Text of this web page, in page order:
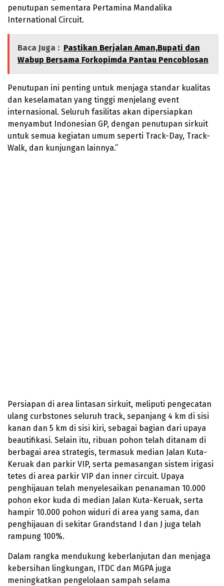
penutupan sementara Pertamina Mandalika
International Circuit.
Baca Juga : Pastikan Berjalan Aman,Bupati dan
Wabup Bersama Forkopimda Pantau Pencoblosan
Penutupan ini penting untuk menjaga standar kualitas
dan keselamatan yang tinggi menjelang event
internasional. Seluruh fasilitas akan dipersiapkan
menyambut Indonesian GP, dengan penutupan sirkuit
untuk semua kegiatan umum seperti Track-Day, Track-
Walk, dan kunjungan lainnya.”
Persiapan di area lintasan sirkuit, meliputi pengecatan
ulang curbstones seluruh track, sepanjang 4 km di sisi
kanan dan 5 km di sisi kiri, sebagai bagian dari upaya
beautifikasi. Selain itu, ribuan pohon telah ditanam di
berbagai area strategis, termasuk median Jalan Kuta-
Keruak dan parkir VIP, serta pemasangan sistem irigasi
tetes di area parkir VIP dan inner circuit. Upaya
penghijauan telah menyelesaikan penanaman 10.000
pohon ekor kuda di median Jalan Kuta-Keruak, serta
hampir 10.000 pohon widuri di area yang sama, dan
penghijauan di sekitar Grandstand I dan J juga telah
rampung 100%.
Dalam rangka mendukung keberlanjutan dan menjaga
kebersihan lingkungan, ITDC dan MGPA juga
meningkatkan pengelolaan sampah selama